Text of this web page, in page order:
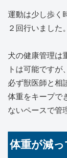
運動は少し歩く
２回行いました。
犬の健康管理は
トは可能です
必ず獣医師と相
体重をキープで
ないペースで管
体重が減